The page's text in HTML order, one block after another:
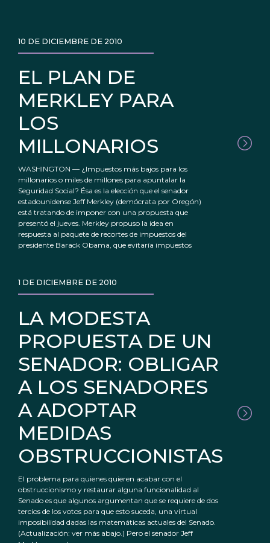
EL PLAN DE
MERKLEY PARA
LOS
MILLONARIOS
10 DE DICIEMBRE DE 2010
WASHINGTON — ¿Impuestos más bajos para los
millonarios o miles de millones para apuntalar la
Seguridad Social? Ésa es la elección que el senador
estadounidense Jeff Merkley (demócrata por Oregón)
está tratando de imponer con una propuesta que
presentó el jueves. Merkley propuso la idea en
respuesta al paquete de recortes de impuestos del
presidente Barack Obama, que evitaría impuestos
LA MODESTA
PROPUESTA DE UN
SENADOR: OBLIGAR
A LOS SENADORES
A ADOPTAR
MEDIDAS
OBSTRUCCIONISTAS
1 DE DICIEMBRE DE 2010
El problema para quienes quieren acabar con el
obstruccionismo y restaurar alguna funcionalidad al
Senado es que algunos argumentan que se requiere de dos
tercios de los votos para que esto suceda, una virtual
imposibilidad dadas las matemáticas actuales del Senado.
(Actualización: ver más abajo.) Pero el senador Jeff